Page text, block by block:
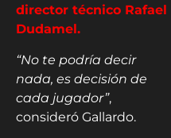
director técnico Rafael
Dudamel.
“No te podría decir
nada, es decisión de
cada jugador”,
consideró Gallardo.